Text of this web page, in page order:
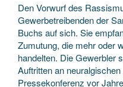
Den Vorwurf des
Gewerbetreibenden der
Buchs auf sich. Sie
Zumutung, die mehr oder
handelten. Die Gewerbler
Auftritten an
Pressekonferenz vor